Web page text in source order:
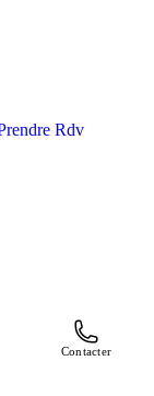
Rdv
Contacter